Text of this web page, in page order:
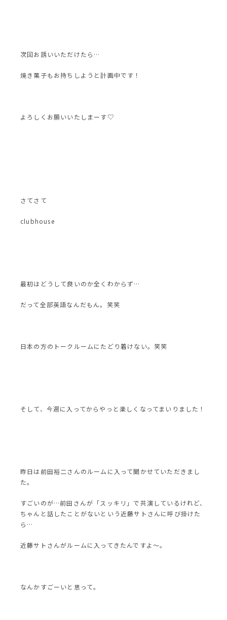
次回お誘いいただけたら…
焼き菓子もお持ちしようと計画中です！
よろしくお願いいたしまーす♡
さてさて
clubhouse
最初はどうして良いのか全くわからず…
だって全部英語なんだもん。笑笑
日本の方のトークルームにたどり着けない。笑笑
そして、今週に入ってからやっと楽しくなってまいりました！
昨日は前田裕二さんのルームに入って聞かせていただきまし
た。
すごいのが…前田さんが「スッキリ」で共演しているけれど、
ちゃんと話したことがないという近藤サトさんに呼び掛けた
ら…
近藤サトさんがルームに入ってきたんですよ〜。
なんかすごーいと思って。